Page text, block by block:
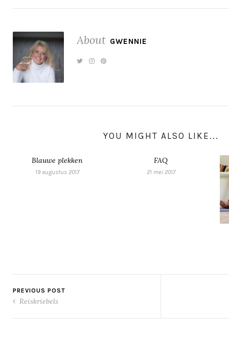
About GWENNIE
YOU MIGHT ALSO LIKE...
Blauwe plekken
19 augustus 2017
FAQ
21 mei 2017
PREVIOUS POST
Reiskriebels